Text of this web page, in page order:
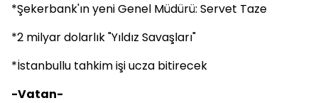
*Şekerbank'ın yeni Genel Müdürü: Servet Taze
*2 milyar dolarlık "Yıldız Savaşları"
*İstanbullu tahkim işi ucza bitirecek
-Vatan-